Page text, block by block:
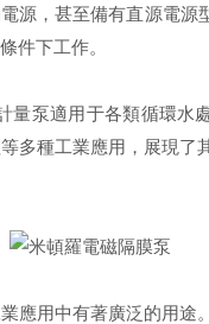
源，甚至備有直源電源
件下工作。
泵適用于各類循環水
多種工業應用，展現了
用中有著廣泛的用途